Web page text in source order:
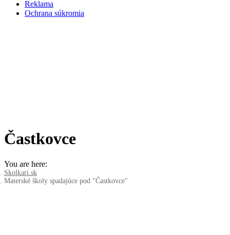
Reklama
Ochrana súkromia
Častkovce
You are here:
Skolkari.sk
Materské školy spadajúce pod "Častkovce"